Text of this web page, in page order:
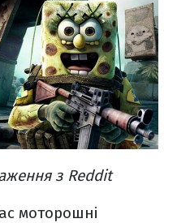
з Reddit
моторошні